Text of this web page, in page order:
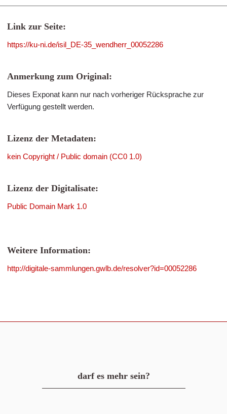
Link zur Seite:
https://ku-ni.de/isil_DE-35_wendherr_00052286
Anmerkung zum Original:
Dieses Exponat kann nur nach vorheriger Rücksprache zur
Verfügung gestellt werden.
Lizenz der Metadaten:
kein Copyright / Public domain (CC0 1.0)
Lizenz der Digitalisate:
Public Domain Mark 1.0
Weitere Information:
http://digitale-sammlungen.gwlb.de/resolver?id=00052286
darf es mehr sein?